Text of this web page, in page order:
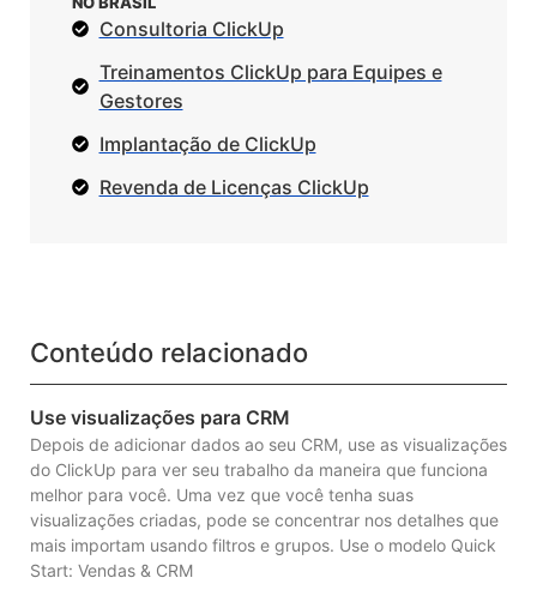
Consultoria ClickUp
Treinamentos ClickUp para Equipes e
Gestores
Implantação de ClickUp
Revenda de Licenças ClickUp
Conteúdo relacionado
Use visualizações para CRM
Depois de adicionar dados ao seu CRM, use as visualizações
do ClickUp para ver seu trabalho da maneira que funciona
melhor para você. Uma vez que você tenha suas
visualizações criadas, pode se concentrar nos detalhes que
mais importam usando filtros e grupos. Use o modelo Quick
Start: Vendas & CRM